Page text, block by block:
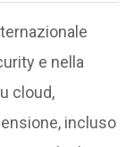
e nella
cloud,
incluso